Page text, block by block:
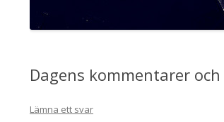
Dagens kommentarer
Lämna ett svar